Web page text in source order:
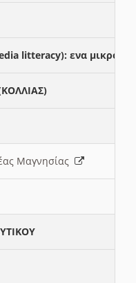
litteracy): ενα μικρο
Μαγνησίας